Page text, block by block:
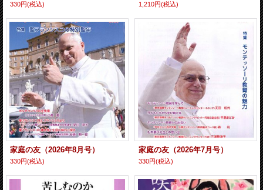
330円(税込) 1,210円(税込)
家庭の友（2026年8月号）
330円(税込)
家庭の友（2026年7月号）
330円(税込)